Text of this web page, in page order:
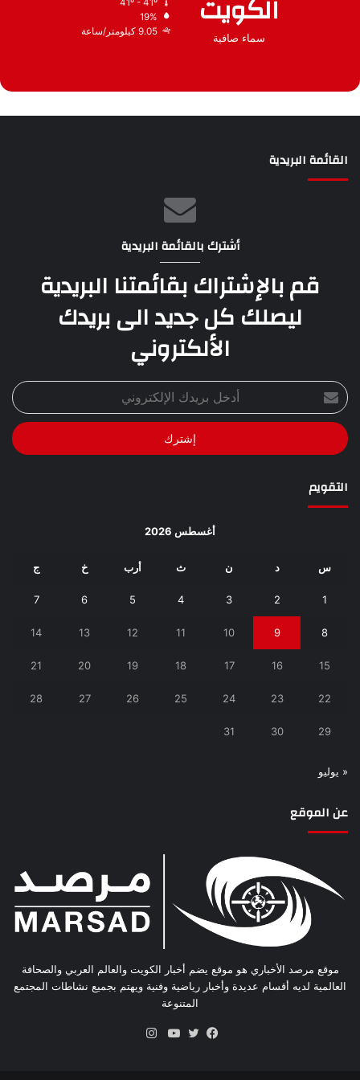
الكويت
سماء صافية
19%
9.05 كيلومتر/ساعة
القائمة البريدية
أشترك بالقائمة البريدية
قم بالإشتراك بقائمتنا البريدية
ليصلك كل جديد الى بريدك
الألكتروني
أدخل
بريدك
الإلكتروني
التقويم
أغسطس 2026
س د ن ث أرب خ ج
1
2
3
4
5
6
7
8
9
10
11
12
13
14
15
16
17
18
19
20
21
22
23
24
25
26
27
28
29
30
31
« يوليو
عن الموقع
موقع مرصد الأخباري هو موقع يضم أخبار الكويت والعالم العربي والصحافة
العالمية لديه أقسام عديدة وأخبار رياضية وفنية ويهتم بجميع نشاطات المجتمع
المتنوعة